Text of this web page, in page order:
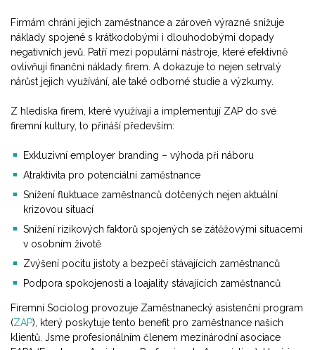
Firmám chrání jejich zaměstnance a zároveň výrazně snižuje
náklady spojené s krátkodobými i dlouhodobými dopady
negativních jevů. Patří mezi populární nástroje, které efektivně
ovlivňují finanční náklady firem. A dokazuje to nejen setrvalý
nárůst jejich využívání, ale také odborné studie a výzkumy.
Z hlediska firem, které využívají a implementují ZAP do své
firemní kultury, to přináší především:
Exkluzivní employer branding – výhoda při náboru
Atraktivita pro potenciální zaměstnance
Snížení fluktuace zaměstnanců dotčených nejen aktuální
krizovou situací
Snížení rizikových faktorů spojených se zátěžovými situacemi
v osobním životě
Zvýšení pocitu jistoty a bezpečí stávajících zaměstnanců
Podpora spokojenosti a loajality stávajících zaměstnanců
Firemní Sociolog provozuje Zaměstnanecký asistenční program
(ZAP), který poskytuje tento benefit pro zaměstnance našich
klientů. Jsme profesionálním členem mezinárodní asociace